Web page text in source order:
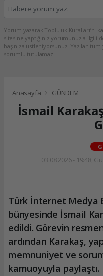
Yorum yazarak Topluluk Kuralları’nı
sitesine yaptığınız yorumunuzla ilgili
başınıza üstleniyorsunuz. Yazılan
sorumlu tutulamaz.
Anasayfa GÜNDEM
İsmail
03.08.2026 - 19:48,
Türk İnternet Medya
bünyesinde İsmail
edildi. Görevin
ardından Karakaş,
memnuniyet ve
kamuoyuyla paylaştı.